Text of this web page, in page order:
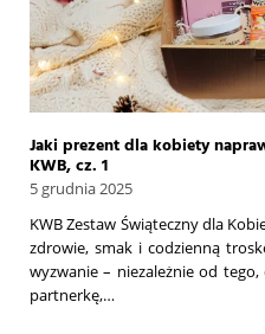
Jaki prezent dla kobiety
KWB, cz. 1
5 grudnia 2025
KWB Zestaw Świąteczny dla
zdrowie, smak i codzienną
wyzwanie – niezależnie od
partnerkę,…